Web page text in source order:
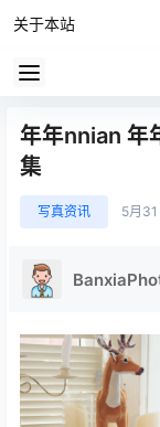
关于本站
年年nnian 年
集
写真资讯 5月31